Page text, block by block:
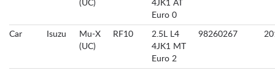
(UC)
4JK1 AT
Euro 0
Car Isuzu
Mu-X
(UC)
RF10
2.5L L4
4JK1 MT
Euro 2
98260267